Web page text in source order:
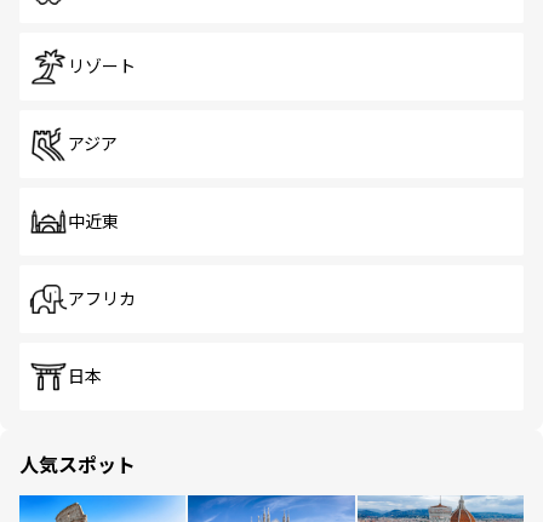
リゾート
アジア
中近東
アフリカ
日本
人気スポット